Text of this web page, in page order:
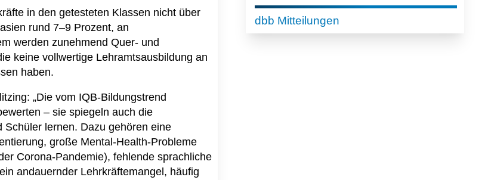
in den getesteten Klassen nicht über
rund 7–9 Prozent, an
werden zunehmend Quer- und
keine vollwertige Lehramtsausbildung an
haben.
„Die vom IQB-Bildungstrend
– sie spiegeln auch die
lernen. Dazu gehören eine
große Mental-Health-Probleme
Corona-Pandemie), fehlende sprachliche
andauernder Lehrkräftemangel, häufig
dbb Mitteilungen